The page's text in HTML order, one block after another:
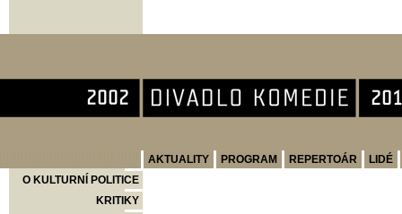
AKTUALITY PROGRAM REPERTOÁR
LIDÉ
O KULTURNÍ POLITICE
KRITIKY